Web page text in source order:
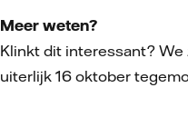
Meer weten?
Klinkt dit interessant?
uiterlijk 16 oktober